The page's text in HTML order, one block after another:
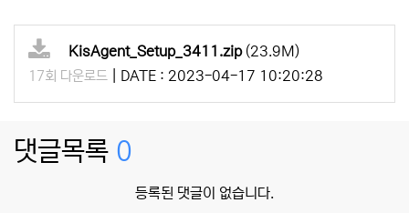
KisAgent_Setup_3411.zip(23.9M)
17회 다운로드 DATE : 2023-04-17 10:20:28
댓글목록 0
등록된 댓글이 없습니다.